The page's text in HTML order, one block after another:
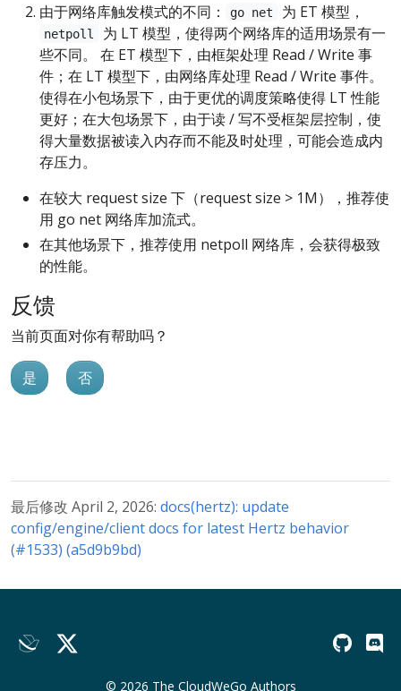
由于网络库触发模式的不同：
go net 为 ET 模型，
netpoll
为 LT 模型，使得两个网络库的适用场景有一
些不同。 在 ET 模型下，由框架处理 Read / Write 事
件；在 LT 模型下，由网络库处理 Read / Write 事件。
使得在小包场景下，由于更优的调度策略使得 LT 性能
更好；在大包场景下，由于读 / 写不受框架层控制，使
得大量数据被读入内存而不能及时处理，可能会造成内
存压力。
在较大 request size 下（request size > 1M），推荐使
用 go net 网络库加流式。
在其他场景下，推荐使用 netpoll 网络库，会获得极致
的性能。
反馈
当前页面对你有帮助吗？
是 否
最后修改 April 2, 2026: docs(hertz): update
config/engine/client docs for latest Hertz behavior
(#1533) (a5d9b9bd)
© 2026 The CloudWeGo Authors